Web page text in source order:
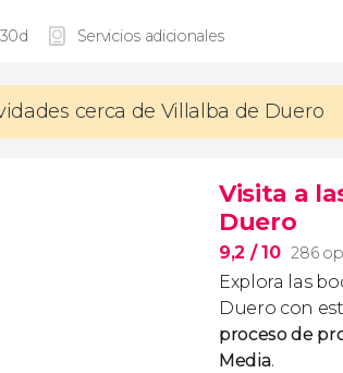
Servicios adicionales
cerca de Villalba de Duero
Visita a
Duero
9,2 / 10 286
Explora las
Duero con
proceso de
Media.